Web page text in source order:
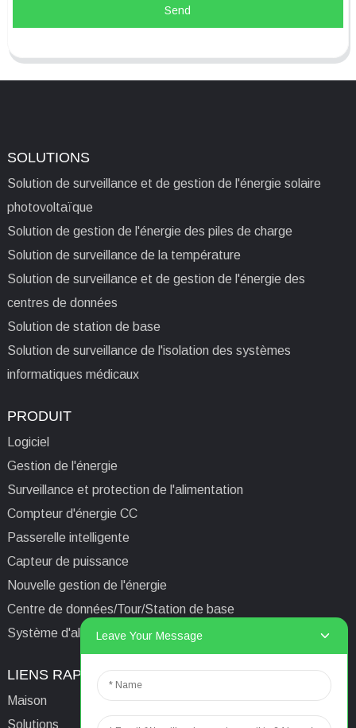
Send
SOLUTIONS
Solution de surveillance et de gestion de l'énergie solaire
photovoltaïque
Solution de gestion de l'énergie des piles de charge
Solution de surveillance de la température
Solution de surveillance et de gestion de l'énergie des
centres de données
Solution de station de base
Solution de surveillance de l'isolation des systèmes
informatiques médicaux
PRODUIT
Logiciel
Gestion de l'énergie
Surveillance et protection de l'alimentation
Compteur d'énergie CC
Passerelle intelligente
Capteur de puissance
Nouvelle gestion de l'énergie
Centre de données/Tour/Station de base
Système d'alimentation isolé informatique médical
LIENS RAPIDES
Maison
Solutions
CONTACTEZ-NOUS
Leave Your Message